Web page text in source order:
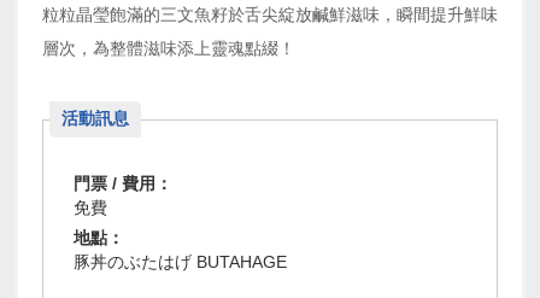
粒粒晶瑩飽滿的三文魚籽於舌尖綻放鹹鮮滋味，瞬間提升鮮味
層次，為整體滋味添上靈魂點綴！
活動訊息
門票 / 費用：
免費
地點：
豚丼のぶたはげ BUTAHAGE